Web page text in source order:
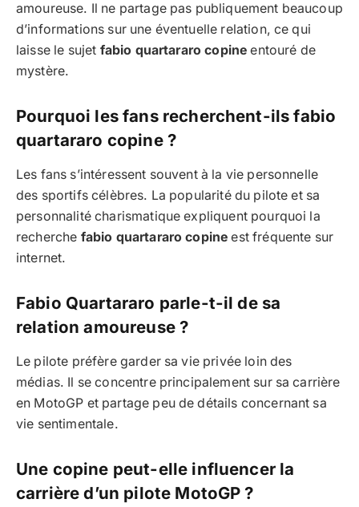
amoureuse. Il ne partage pas publiquement beaucoup
d’informations sur une éventuelle relation, ce qui
laisse le sujet fabio quartararo copine entouré de
mystère.
Pourquoi les fans recherchent-ils fabio
quartararo copine ?
Les fans s’intéressent souvent à la vie personnelle
des sportifs célèbres. La popularité du pilote et sa
personnalité charismatique expliquent pourquoi la
recherche fabio quartararo copine est fréquente sur
internet.
Fabio Quartararo parle-t-il de sa
relation amoureuse ?
Le pilote préfère garder sa vie privée loin des
médias. Il se concentre principalement sur sa carrière
en MotoGP et partage peu de détails concernant sa
vie sentimentale.
Une copine peut-elle influencer la
carrière d’un pilote MotoGP ?